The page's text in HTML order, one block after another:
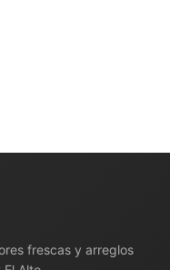
frescas y arreglos